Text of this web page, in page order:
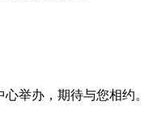
举办，期待与您相约。